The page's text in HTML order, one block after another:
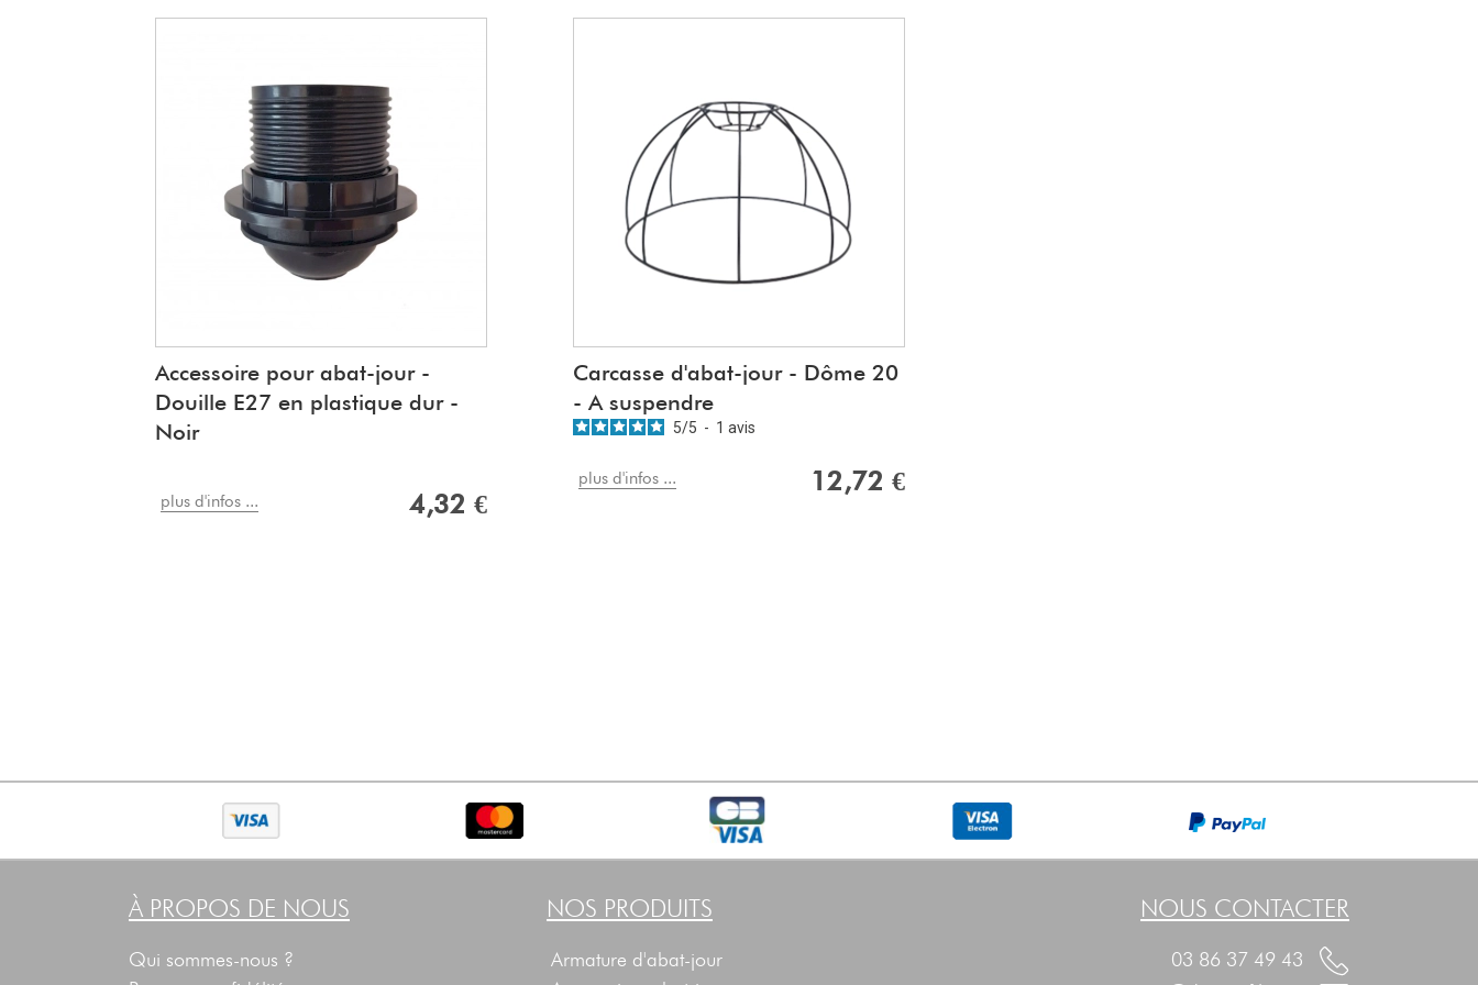
Rentrée: 3 cm
Type: à poser
Bague :
E27
Epoxy blanc / Noir & Or :
Accessoire pour abat-jour -
Douille E27 en plastique dur -
Noir
plus d'infos ... 4,32 €
Carcasse d'abat-jour - Dôme 20
- A suspendre
5/5 - 1 avis
plus d'infos ... 12,72 €
À PROPOS DE NOUS
Qui sommes-nous ?
NOS PRODUITS
Armature d'abat-jour
NOUS CONTACTER
03 86 37 49 43